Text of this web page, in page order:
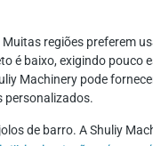
regiões preferem
é baixo, exigindo pouco
Machinery pode
personalizados.
de barro. A Shuliy